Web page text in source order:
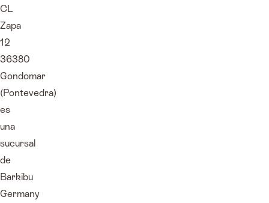
CL
Zapa
12
36380
Gondomar
(Pontevedra)
es
una
sucursal
de
Barkibu
Germany